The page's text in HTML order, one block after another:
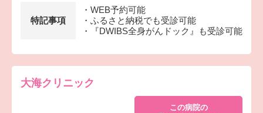
特記事項
・WEB予約可能
・ふるさと納税でも受診可能
・『DWIBS全身がんドック』も受診可能
大海クリニック
この病院の